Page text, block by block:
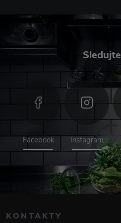
Sledujte
Facebook Instagram
KONTAKTY